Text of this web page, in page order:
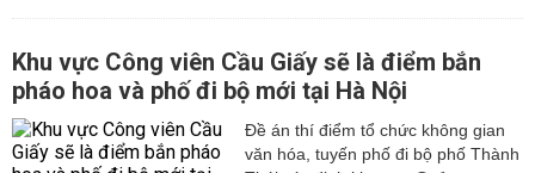
Khu vực Công viên Cầu Giấy sẽ là điểm bắn
pháo hoa và phố đi bộ mới tại Hà Nội
Đề án thí điểm tổ chức không gian
văn hóa, tuyến phố đi bộ phố Thành